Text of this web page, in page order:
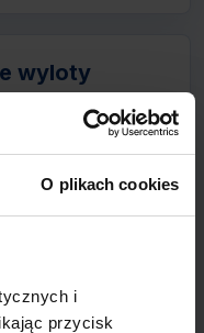
O plikach cookies
i
przycisk
wyloty
do HAVANA
do BELFAST